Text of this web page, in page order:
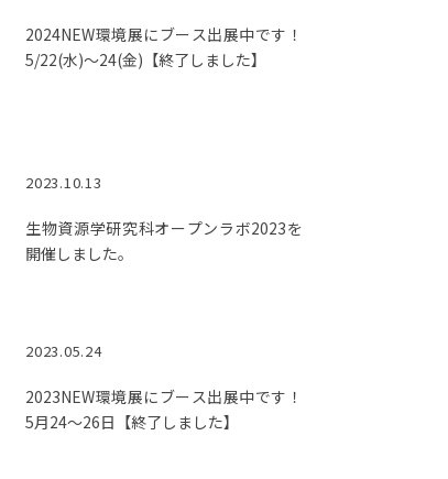
2024NEW環境展にブース出展中です！
5/22(水)～24(金)【終了しました】
2023.10.13
生物資源学研究科オープンラボ2023を
開催しました。
2023.05.24
2023NEW環境展にブース出展中です！
5月24～26日【終了しました】